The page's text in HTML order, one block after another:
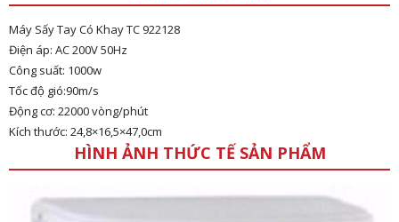
Máy Sấy Tay Có Khay TC 922128
Điện áp: AC 200V 50Hz
Công suất: 1000w
Tốc độ gió:90m/s
Động cơ: 22000 vòng/phút
Kích thước: 24,8×16,5×47,0cm
HÌNH ẢNH THỨC TẾ SẢN PHẨM